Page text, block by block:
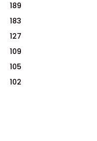
189
183
127
109
105
102